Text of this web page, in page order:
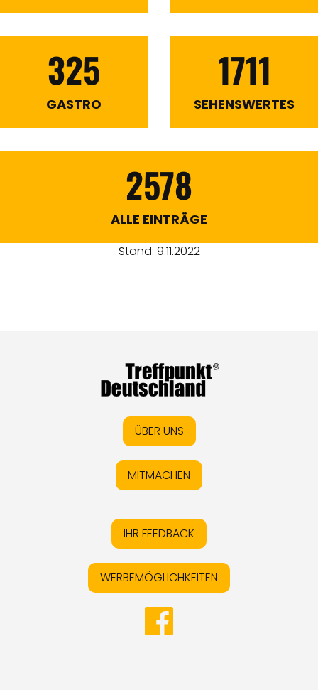
325
GASTRO
1711
SEHENSWERTES
2578
ALLE EINTRÄGE
Stand: 9.11.2022
ÜBER UNS
MITMACHEN
IHR FEEDBACK
WERBEMÖGLICHKEITEN